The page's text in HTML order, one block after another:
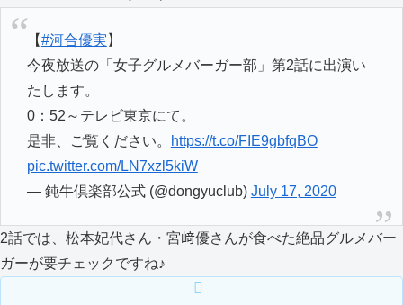
【#河合優実 】
今夜放送の「女子グルメバーガー部」第2話に出演い
たします。
0：52～テレビ東京にて。
是非、ご覧ください。
https://t.co/FIE9gbfqBO
pic.twitter.com/LN7xzl5kiW
— 鈍牛倶楽部公式 (@dongyuclub) July 17, 2020
2話では、松本妃代さん・宮﨑優さんが食べた絶品グルメバー
ガーが要チェックですね♪